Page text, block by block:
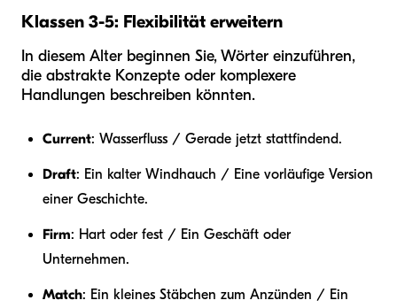
Klassen 3-5: Flexibilität erweitern
In diesem Alter beginnen Sie, Wörter einzuführen,
die abstrakte Konzepte oder komplexere
Handlungen beschreiben könnten.
Current: Wasserfluss / Gerade jetzt stattfindend.
Draft: Ein kalter Windhauch / Eine vorläufige Version
einer Geschichte.
Firm: Hart oder fest / Ein Geschäft oder
Unternehmen.
Match: Ein kleines Stäbchen zum Anzünden / Ein